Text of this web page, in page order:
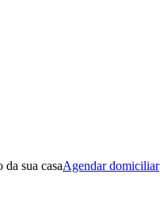
sua casaAgendar domiciliar